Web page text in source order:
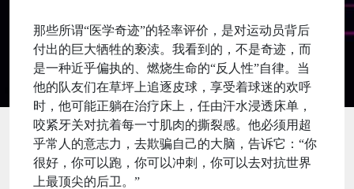
那些所谓“医学奇迹”的轻率评价，是对运动员背后
付出的巨大牺牲的亵渎。我看到的，不是奇迹，而
是一种近乎偏执的、燃烧生命的“反人性”自律。当
他的队友们在草坪上追逐皮球，享受着球迷的欢呼
时，他可能正躺在治疗床上，任由汗水浸透床单，
咬紧牙关对抗着每一寸肌肉的撕裂感。他必须用超
乎常人的意志力，去欺骗自己的大脑，告诉它：“你
很好，你可以跑，你可以冲刺，你可以去对抗世界
上最顶尖的后卫。”